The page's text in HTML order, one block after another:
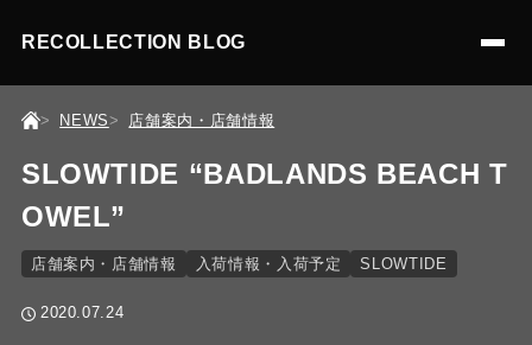
RECOLLECTION BLOG
NEWS 店舗案内・店舗情報
SLOWTIDE “BADLANDS BEACH T
OWEL”
店舗案内・店舗情報 入荷情報・入荷予定 SLOWTIDE
2020.07.24